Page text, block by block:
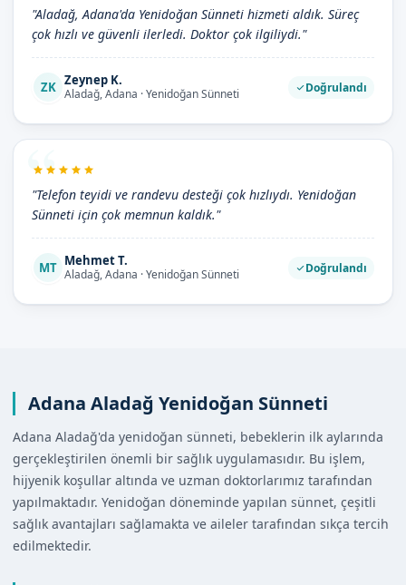
"Aladağ, Adana'da Yenidoğan Sünneti hizmeti aldık. Süreç
çok hızlı ve güvenli ilerledi. Doktor çok ilgiliydi."
ZK Zeynep K.
Aladağ, Adana · Yenidoğan Sünneti Doğrulandı
"Telefon teyidi ve randevu desteği çok hızlıydı. Yenidoğan
Sünneti için çok memnun kaldık."
MT Mehmet T.
Aladağ, Adana · Yenidoğan Sünneti Doğrulandı
Adana Aladağ Yenidoğan Sünneti
Adana Aladağ'da yenidoğan sünneti, bebeklerin ilk aylarında
gerçekleştirilen önemli bir sağlık uygulamasıdır. Bu işlem,
hijyenik koşullar altında ve uzman doktorlarımız tarafından
yapılmaktadır. Yenidoğan döneminde yapılan sünnet, çeşitli
sağlık avantajları sağlamakta ve aileler tarafından sıkça tercih
edilmektedir.